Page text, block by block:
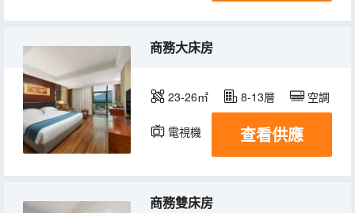
商務大床房
23-26㎡ 8-13層 空調
電視機 查看供應
商務雙床房